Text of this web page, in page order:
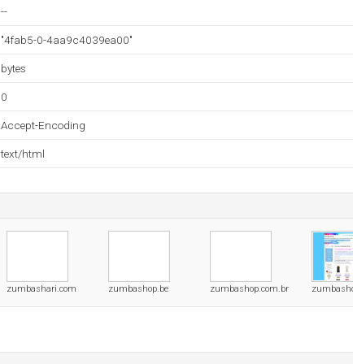
--
"4fab5-0-4aa9c4039ea00"
bytes
0
Accept-Encoding
text/html
zumbashari.com zumbashop.be zumbashop.com.br